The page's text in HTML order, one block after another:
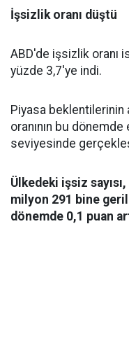
İşsizlik oranı düştü
ABD'de işsizlik oranı
yüzde 3,7'ye indi.
Piyasa
oranının bu
seviyesinde
Ülkedeki işsiz
milyon 291 bine
dönemde 0,1 puan